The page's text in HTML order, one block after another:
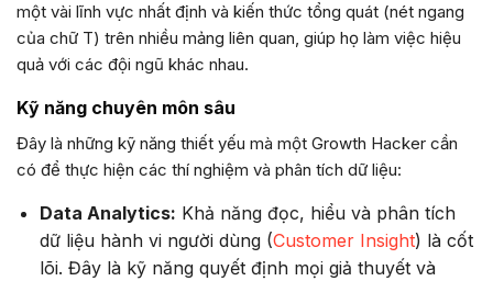
một vài lĩnh vực nhất định và kiến thức tổng quát (nét ngang
của chữ T) trên nhiều mảng liên quan, giúp họ làm việc hiệu
quả với các đội ngũ khác nhau.
Kỹ năng chuyên môn sâu
Đây là những kỹ năng thiết yếu mà một Growth Hacker cần
có để thực hiện các thí nghiệm và phân tích dữ liệu:
Data Analytics: Khả năng đọc, hiểu và phân tích
dữ liệu hành vi người dùng (Customer Insight) là cốt
lõi. Đây là kỹ năng quyết định mọi giả thuyết và